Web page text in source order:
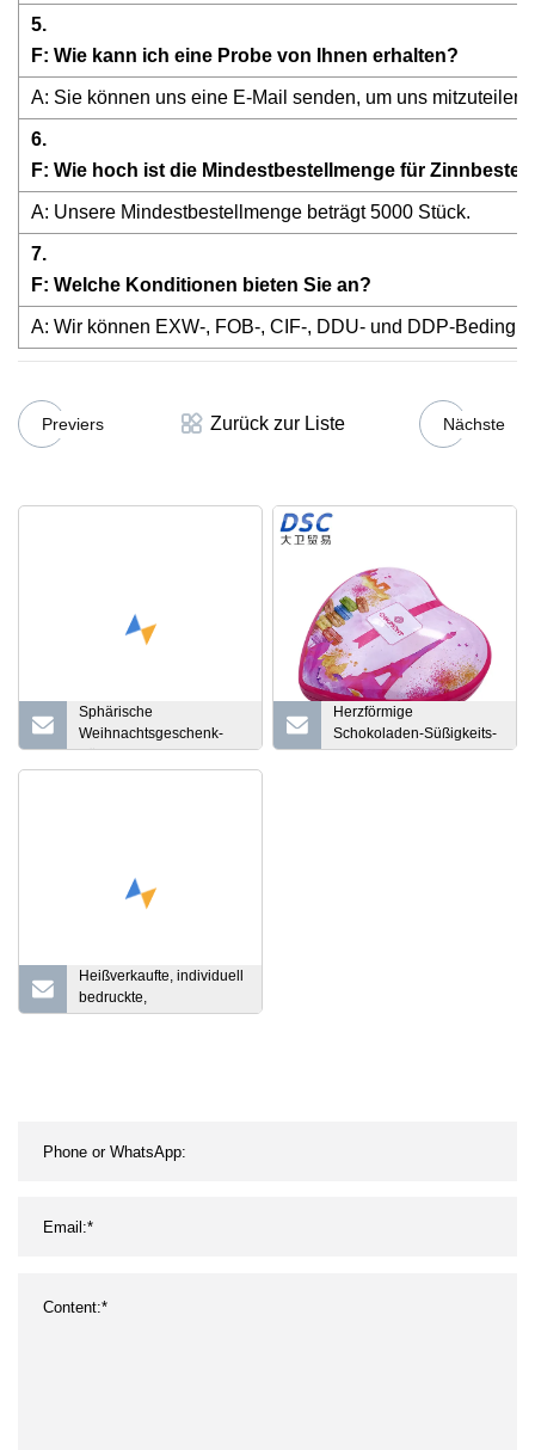
5.
F: Wie kann ich eine Probe von Ihnen erhalten?
A: Sie können uns eine E-Mail senden, um uns
6.
F: Wie hoch ist die Mindestbestellmenge für
A: Unsere Mindestbestellmenge beträgt 5000 Stück.
7.
F: Welche Konditionen bieten Sie an?
A: Wir können EXW-, FOB-, CIF-, DDU- und DDP-
Previers Zurück zur Liste Nächste
Sphärische
Weihnachtsgeschenk-
Süßigkeitenschachtel aus
Herzförmige
Schokoladen-Süßigkeits-
Verpackungs-Blechdose
Heißverkaufte, individuell
bedruckte,
lebensmittelechte, leere